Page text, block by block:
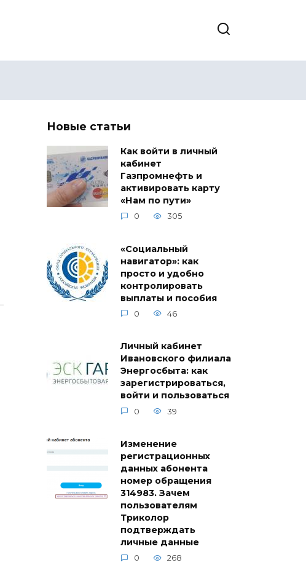
Новые статьи
Как войти в личный
кабинет
Газпромнефть и
активировать карту
«Нам по пути»
0 305
«Социальный
навигатор»: как
просто и удобно
контролировать
выплаты и пособия
0 46
Личный кабинет
Ивановского филиала
Энергосбыта: как
зарегистрироваться,
войти и пользоваться
0 39
Изменение
регистрационных
данных абонента
номер обращения
314983. Зачем
пользователям
Триколор
подтверждать
личные данные
0 268